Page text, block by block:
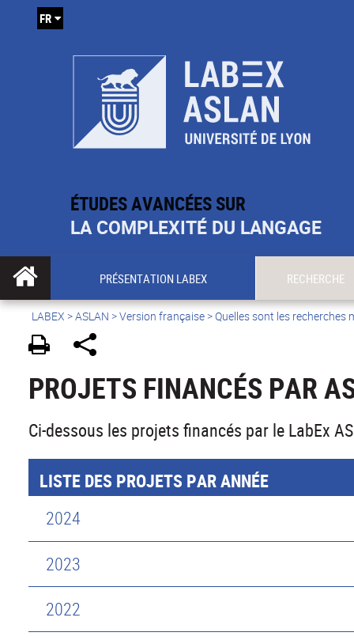
ÉTUDES AVANCÉES SUR
LA COMPLEXITÉ DU LANGAGE
FR
PRÉSENTATION LABEX RECHERCHE
LABEX >ASLAN >Version française>Quelles sont les recherches
PROJETS FINANCÉS PAR
Ci-dessous les projets financés par le LabEx
LISTE DES PROJETS PAR ANNÉE
2024
2023
2022